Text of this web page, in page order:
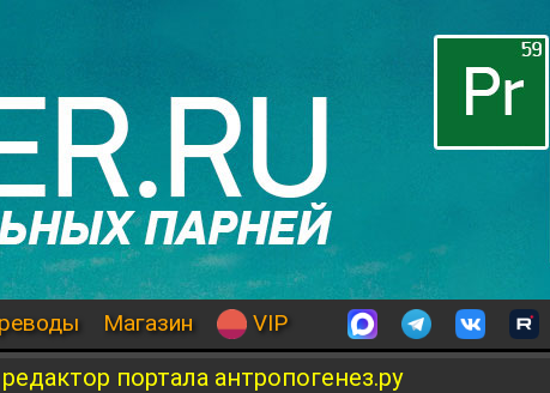
Магазин VIP
портала антропогенез.ру